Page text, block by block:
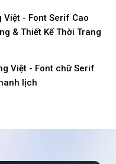
Việt - Font Serif Cao
& Thiết Kế Thời Trang
Việt - Font chữ Serif
lịch